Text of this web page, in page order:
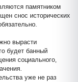
памятником
снос исторических
вырасти
будет банный
социального,
уже не раз